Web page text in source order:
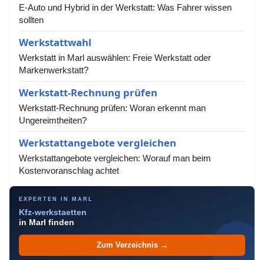
E-Auto und Hybrid in der Werkstatt: Was Fahrer wissen
sollten
Werkstattwahl
Werkstatt in Marl auswählen: Freie Werkstatt oder
Markenwerkstatt?
Werkstatt-Rechnung prüfen
Werkstatt-Rechnung prüfen: Woran erkennt man
Ungereimtheiten?
Werkstattangebote vergleichen
Werkstattangebote vergleichen: Worauf man beim
Kostenvoranschlag achtet
EXPERTEN IN MARL
Kfz-werkstaetten
in Marl finden
Zum Verzeichnis →